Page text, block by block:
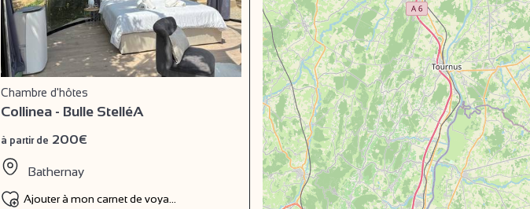
Chambre d'hôtes
Collinea - Bulle StelléA
à partir de 200€
Bathernay
Ajouter à mon carnet de voyage